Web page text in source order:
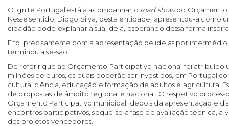
O Ignite Portugal está a acompanhar o road showdo Orçamento
Nesse sentido, Diogo Silva, desta entidade, apresentou-a como
cidadão pode explanar a sua ideia, esperando dessa forma
E foi precisamente com a apresentação de ideias por
terminou a sessão.
De referir que ao Orçamento Participativo nacional foi atribuído
milhões de euros, os quais poderão ser investidos, em Portugal
cultura, ciência, educação e formação de adultos e agricultura.
de propostas de âmbito regional e nacional. O respetivo
Orçamento Participativo municipal: depois da apresentação e
encontros participativos, segue-se a fase de avaliação técnica, a
dos projetos vencedores.